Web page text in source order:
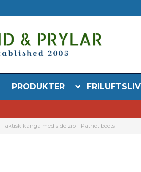
PRODUKTER FRILUFTSLIV
Taktisk känga med side zip - Patriot boots